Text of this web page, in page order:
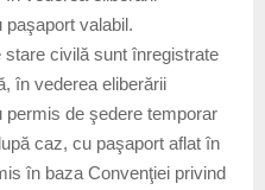
valabil.
civilă sunt înregistrate
în vederea eliberării
de şedere temporar
caz, cu paşaport aflat în
în baza Convenţiei privind